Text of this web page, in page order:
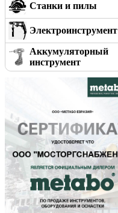
Станки и пилы
Электроинструмент
Аккумуляторный
инструмент